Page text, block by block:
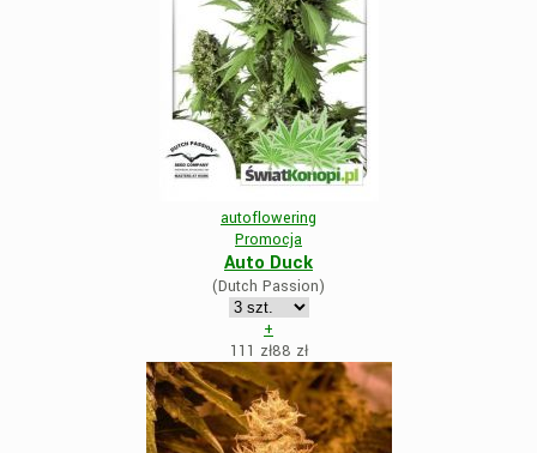
autoflowering
Promocja
Auto Duck
(Dutch Passion)
+
111 zł88 zł